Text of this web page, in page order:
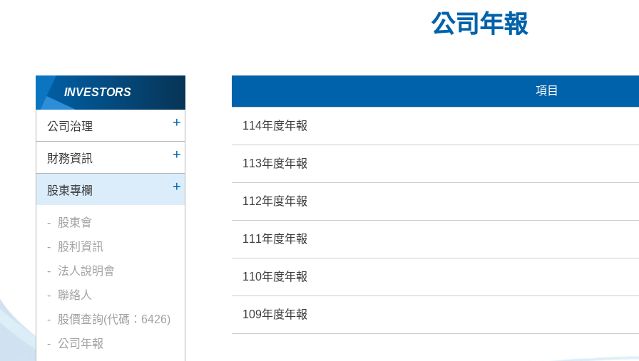
公司年報
INVESTORS
公司治理
財務資訊
股東專欄
股東會
股利資訊
法人說明會
聯絡人
股價查詢(代碼：6426)
公司年報
項目
114年度年報
113年度年報
112年度年報
111年度年報
110年度年報
109年度年報